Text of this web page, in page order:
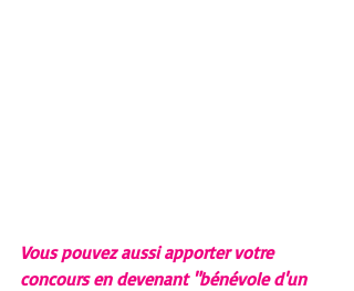
Vous pouvez aussi apporter votre
concours en devenant "bénévole d'un